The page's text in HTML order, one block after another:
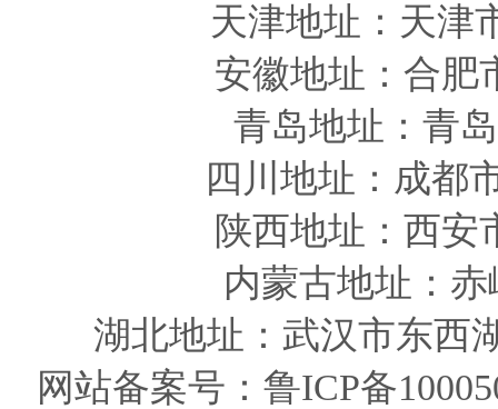
天津地址 ：天津
安徽地址 ：合
青岛地址 ：青
四川 地址 ：成都
陕西地址 ：西
内蒙古地址：
湖北地址：武汉市东西
网站备案号： 鲁ICP备